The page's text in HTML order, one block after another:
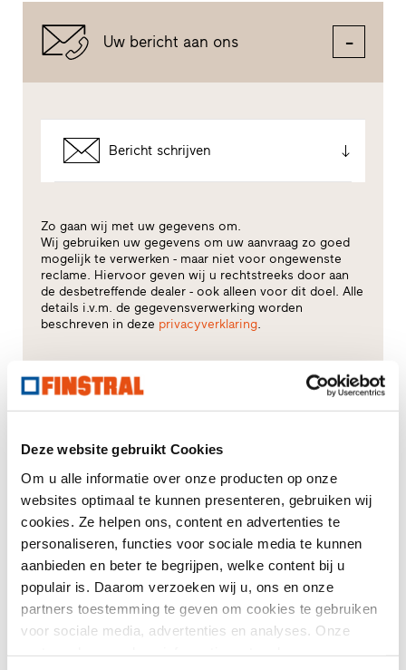
Deze website gebruikt Cookies
Om u alle informatie over onze producten op onze
websites optimaal te kunnen presenteren, gebruiken wij
cookies. Ze helpen ons, content en advertenties te
personaliseren, functies voor sociale media te kunnen
aanbieden en beter te begrijpen, welke content bij u
populair is. Daarom verzoeken wij u, ons en onze
partners toestemming te geven om cookies te gebruiken
voor sociale media, advertenties en analyses. Onze
Uw bericht aan ons
Bericht schrijven
Zo gaan wij met uw gegevens om.
Wij gebruiken uw gegevens om uw aanvraag zo goed
mogelijk te verwerken - maar niet voor ongewenste
reclame. Hiervoor geven wij u rechtstreeks door aan
de desbetreffende dealer - ook alleen voor dit doel. Alle
details i.v.m. de gegevensverwerking worden
beschreven in deze privacyverklaring.
Voor welk thema heeft u vooral interesse?
Glasgevels
Raamvervanging
Nieuw-/Verbouwing